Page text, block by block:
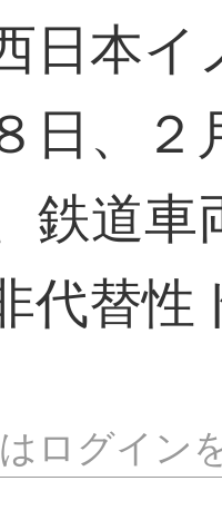
日本
日、
鉄道
代替性
ログイン